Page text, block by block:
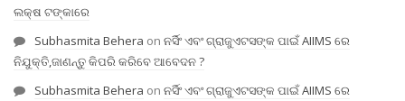
ଲକ୍ଷ ଟଙ୍କାରେ
Subhasmita Behera on ନର୍ସିଂ ଏବଂ ଗ୍ରାଜୁଏଟସଙ୍କ ପାଇଁ AIIMS ରେ
ନିଯୁକ୍ତି,ଜାଣନ୍ତୁ କିପରି କରିବେ ଆବେଦନ ?
Subhasmita Behera on ନର୍ସିଂ ଏବଂ ଗ୍ରାଜୁଏଟସଙ୍କ ପାଇଁ AIIMS ରେ